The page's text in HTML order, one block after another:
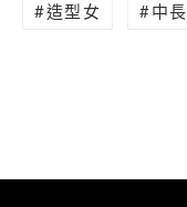
造型女 中